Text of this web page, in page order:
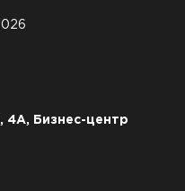
4А, Бизнес-центр